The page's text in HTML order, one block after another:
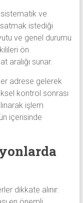
ve
satmak istediği
ve genel durumu
ön
aralığı sunar.
adrese gelerek
kontrol sonrası
işlem
içerisinde
dikkate alınır.